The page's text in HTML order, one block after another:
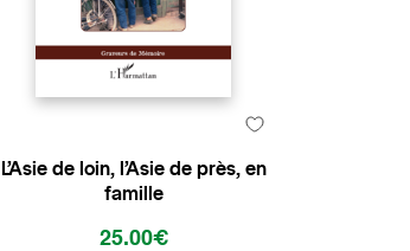
L’Asie de loin, l’Asie de près, en
famille
25.00€